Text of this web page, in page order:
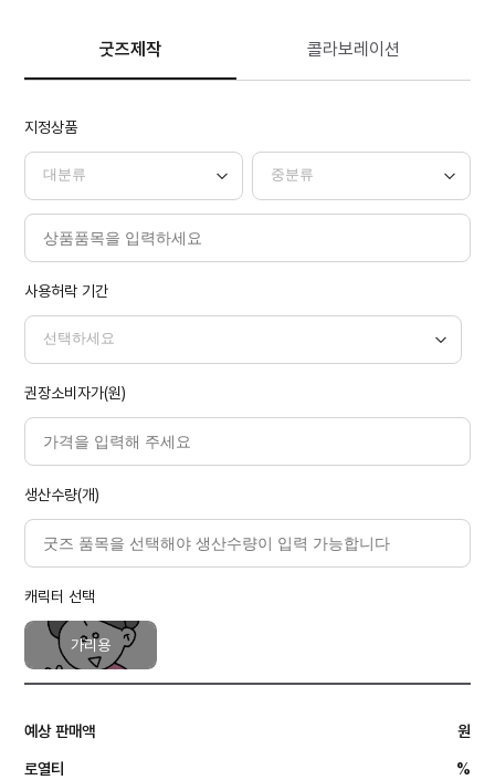
굿즈제작 콜라보레이션
지정상품
사용허락 기간
권장소비자가(원)
생산수량(개)
캐릭터 선택
가리용
예상 판매액
원
로열티
%